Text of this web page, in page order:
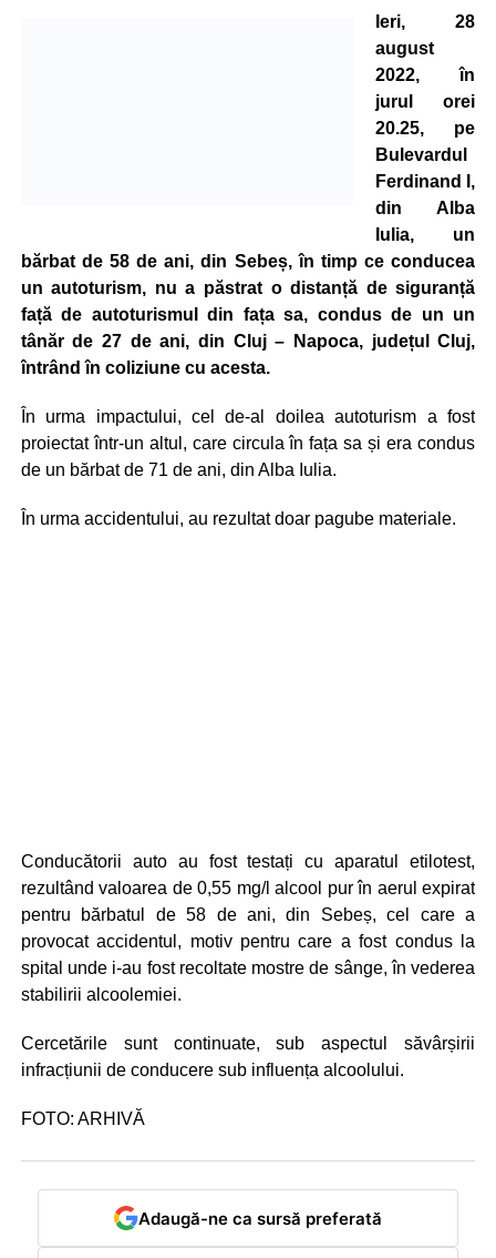
Ieri, 28
august
2022, în
jurul orei
20.25, pe
Bulevardul
Ferdinand I,
din Alba
Iulia, un
bărbat de 58 de ani, din Sebeș, în timp ce conducea
un autoturism, nu a păstrat o distanță de siguranță
față de autoturismul din fața sa, condus de un un
tânăr de 27 de ani, din Cluj – Napoca, județul Cluj,
întrând în coliziune cu acesta.
În urma impactului, cel de-al doilea autoturism a fost
proiectat într-un altul, care circula în fața sa și era condus
de un bărbat de 71 de ani, din Alba Iulia.
În urma accidentului, au rezultat doar pagube materiale.
Conducătorii auto au fost testați cu aparatul etilotest,
rezultând valoarea de 0,55 mg/l alcool pur în aerul expirat
pentru bărbatul de 58 de ani, din Sebeș, cel care a
provocat accidentul, motiv pentru care a fost condus la
spital unde i-au fost recoltate mostre de sânge, în vederea
stabilirii alcoolemiei.
Cercetările sunt continuate, sub aspectul săvârșirii
infracțiunii de conducere sub influența alcoolului.
FOTO: ARHIVĂ
Adaugă-ne ca sursă preferată